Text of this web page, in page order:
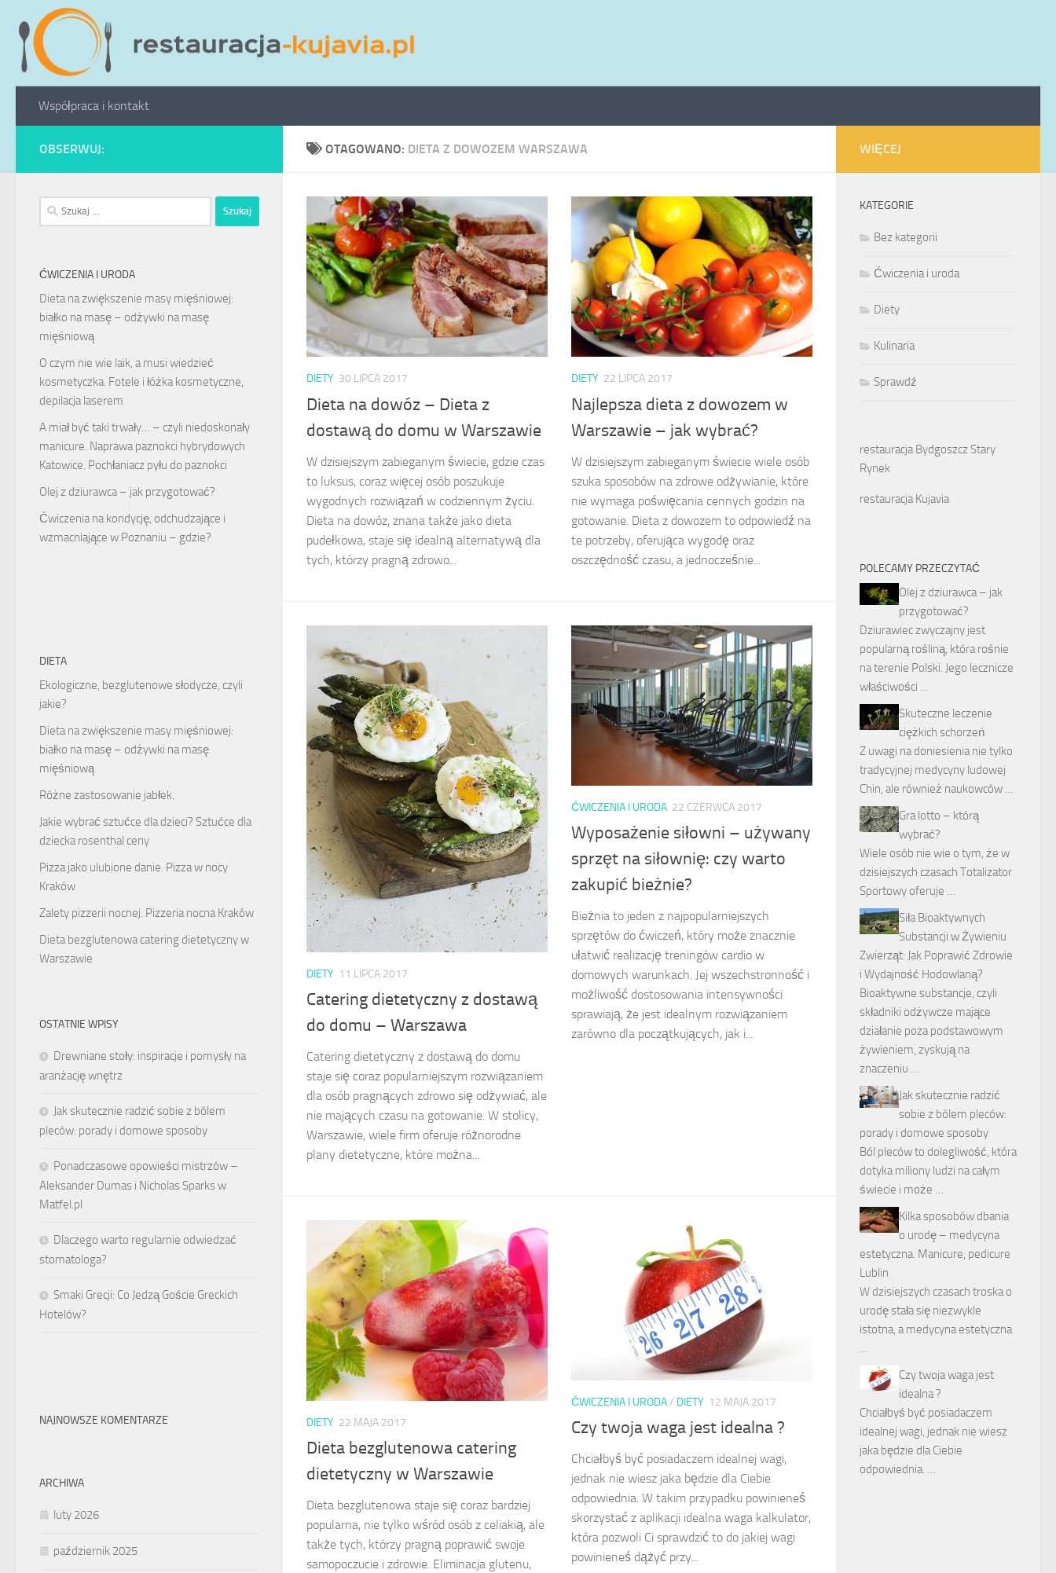
Przeskocz do treści
Współpraca i kontakt
OTAGOWANO: DIETA Z DOWOZEM WARSZAWA
DIETY 30 LIPCA 2017
Dieta na dowóz – Dieta z
dostawą do domu w Warszawie
W dzisiejszym zabieganym świecie, gdzie czas
to luksus, coraz więcej osób poszukuje
wygodnych rozwiązań w codziennym życiu.
Dieta na dowóz, znana także jako dieta
pudełkowa, staje się idealną alternatywą dla
tych, którzy pragną zdrowo...
DIETY 22 LIPCA 2017
Najlepsza dieta z dowozem w
Warszawie – jak wybrać?
W dzisiejszym zabieganym świecie wiele osób
szuka sposobów na zdrowe odżywianie, które
nie wymaga poświęcania cennych godzin na
gotowanie. Dieta z dowozem to odpowiedź na
te potrzeby, oferująca wygodę oraz
oszczędność czasu, a jednocześnie...
DIETY 11 LIPCA 2017
Catering dietetyczny z dostawą
do domu – Warszawa
Catering dietetyczny z dostawą do domu
staje się coraz popularniejszym rozwiązaniem
dla osób pragnących zdrowo się odżywiać, ale
nie mających czasu na gotowanie. W stolicy,
Warszawie, wiele firm oferuje różnorodne
plany dietetyczne, które można...
ĆWICZENIA I URODA 22 CZERWCA 2017
Wyposażenie siłowni – używany
sprzęt na siłownię: czy warto
zakupić bieżnie?
Bieżnia to jeden z najpopularniejszych
sprzętów do ćwiczeń, który może znacznie
ułatwić realizację treningów cardio w
domowych warunkach. Jej wszechstronność i
możliwość dostosowania intensywności
sprawiają, że jest idealnym rozwiązaniem
zarówno dla początkujących, jak i...
DIETY 22 MAJA 2017
Dieta bezglutenowa catering
dietetyczny w Warszawie
Dieta bezglutenowa staje się coraz bardziej
popularna, nie tylko wśród osób z celiakią, ale
także tych, którzy pragną poprawić swoje
samopoczucie i zdrowie. Eliminacja glutenu,
ĆWICZENIA I URODA/ DIETY 12 MAJA 2017
Czy twoja waga jest idealna ?
Chciałbyś być posiadaczem idealnej wagi,
jednak nie wiesz jaka będzie dla Ciebie
odpowiednia. W takim przypadku powinieneś
skorzystać z aplikacji idealna waga kalkulator,
która pozwoli Ci sprawdzić to do jakiej wagi
powinieneś dążyć przy...
OBSERWUJ:
Szukaj:
ĆWICZENIA I URODA
Dieta na zwiększenie masy mięśniowej:
białko na masę – odżywki na masę
mięśniową
O czym nie wie laik, a musi wiedzieć
kosmetyczka. Fotele i łóżka kosmetyczne,
depilacja laserem
A miał być taki trwały… – czyli niedoskonały
manicure. Naprawa paznokci hybrydowych
Katowice. Pochłaniacz pyłu do paznokci
Olej z dziurawca – jak przygotować?
Ćwiczenia na kondycję, odchudzające i
wzmacniające w Poznaniu – gdzie?
DIETA
Ekologiczne, bezglutenowe słodycze, czyli
jakie?
Dieta na zwiększenie masy mięśniowej:
białko na masę – odżywki na masę
mięśniową
Różne zastosowanie jabłek.
Jakie wybrać sztućce dla dzieci? Sztućce dla
dziecka rosenthal ceny
Pizza jako ulubione danie. Pizza w nocy
Kraków
Zalety pizzerii nocnej. Pizzeria nocna Kraków
Dieta bezglutenowa catering dietetyczny w
Warszawie
OSTATNIE WPISY
Drewniane stoły: inspiracje i pomysły na
aranżację wnętrz
Jak skutecznie radzić sobie z bólem
pleców: porady i domowe sposoby
Ponadczasowe opowieści mistrzów –
Aleksander Dumas i Nicholas Sparks w
Matfel.pl
Dlaczego warto regularnie odwiedzać
stomatologa?
Smaki Grecji: Co Jedzą Goście Greckich
Hotelów?
NAJNOWSZE KOMENTARZE
ARCHIWA
luty 2026
październik 2025
WIĘCEJ
KATEGORIE
Bez kategorii
Ćwiczenia i uroda
Diety
Kulinaria
Sprawdź
restauracja Bydgoszcz Stary
Rynek
restauracja Kujavia
POLECAMY PRZECZYTAĆ
Olej z dziurawca – jak
przygotować?
Dziurawiec zwyczajny jest
popularną rośliną, która rośnie
na terenie Polski. Jego lecznicze
właściwości …
Skuteczne leczenie
ciężkich schorzeń
Z uwagi na doniesienia nie tylko
tradycyjnej medycyny ludowej
Chin, ale również naukowców …
Gra lotto – którą
wybrać?
Wiele osób nie wie o tym, że w
dzisiejszych czasach Totalizator
Sportowy oferuje …
Siła Bioaktywnych
Substancji w Żywieniu
Zwierząt: Jak Poprawić Zdrowie
i Wydajność Hodowlaną?
Bioaktywne substancje, czyli
składniki odżywcze mające
działanie poza podstawowym
żywieniem, zyskują na
znaczeniu …
Jak skutecznie radzić
sobie z bólem pleców:
porady i domowe sposoby
Ból pleców to dolegliwość, która
dotyka miliony ludzi na całym
świecie i może …
Kilka sposobów dbania
o urodę – medycyna
estetyczna. Manicure, pedicure
Lublin
W dzisiejszych czasach troska o
urodę stała się niezwykle
istotna, a medycyna estetyczna
…
Czy twoja waga jest
idealna ?
Chciałbyś być posiadaczem
idealnej wagi, jednak nie wiesz
jaka będzie dla Ciebie
odpowiednia. …